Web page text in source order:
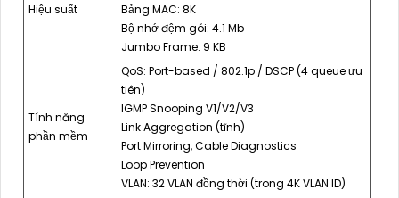
Hiệu suất
Bảng MAC: 8K
Bộ nhớ đệm gói: 4.1 Mb
Jumbo Frame: 9 KB
Tính năng
phần mềm
QoS: Port-based / 802.1p / DSCP (4 queue ưu
tiên)
IGMP Snooping V1/V2/V3
Link Aggregation (tĩnh)
Port Mirroring, Cable Diagnostics
Loop Prevention
VLAN: 32 VLAN đồng thời (trong 4K VLAN ID)